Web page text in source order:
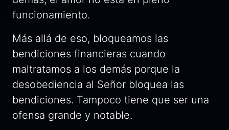
funcionamiento.
Más allá de eso, bloqueamos las
bendiciones financieras cuando
maltratamos a los demás porque la
desobediencia al Señor bloquea las
bendiciones. Tampoco tiene que ser una
ofensa grande y notable.